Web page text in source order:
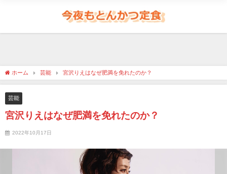
ホーム 芸能 宮沢りえはなぜ肥満を免れたのか？
芸能
宮沢りえはなぜ肥満を免れたのか？
2022年10月17日